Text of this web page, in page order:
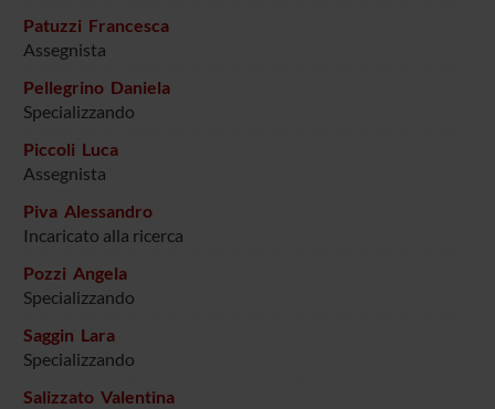
Patuzzi Francesca
Assegnista
Pellegrino Daniela
Specializzando
Piccoli Luca
Assegnista
Piva Alessandro
Incaricato alla ricerca
Pozzi Angela
Specializzando
Saggin Lara
Specializzando
Salizzato Valentina